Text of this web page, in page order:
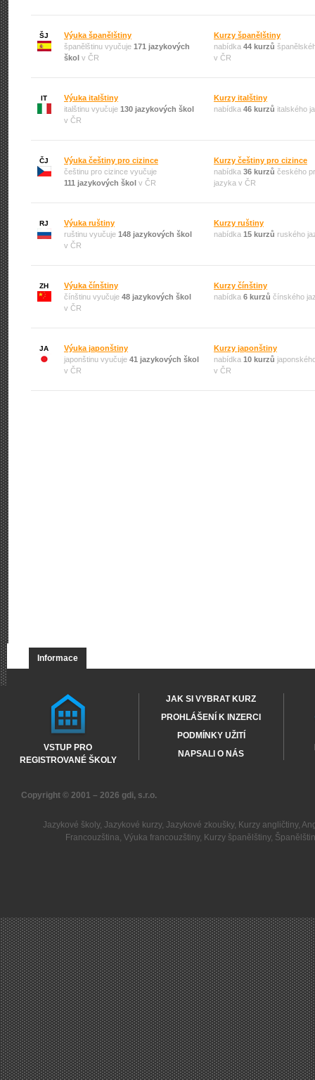
ŠJ
Výuka španělštiny
španělštinu vyučuje 171 jazykových
škol v ČR
Kurzy španělštiny
nabídka 44 kurzů
v ČR
IT
Výuka italštiny
italštinu vyučuje 130 jazykových škol
v ČR
Kurzy italštiny
nabídka 46 kurzů italského
ČJ
Výuka češtiny pro cizince
češtinu pro cizince vyučuje
111 jazykových škol v ČR
Kurzy češtiny pro cizince
nabídka 36 kurzů českého
jazyka v ČR
RJ
Výuka ruštiny
ruštinu vyučuje 148 jazykových škol
v ČR
Kurzy ruštiny
nabídka 15 kurzů ruského
ZH
Výuka čínštiny
čínštinu vyučuje 48 jazykových škol
v ČR
Kurzy čínštiny
nabídka 6 kurzů čínského
JA
Výuka japonštiny
japonštinu vyučuje 41 jazykových škol
v ČR
Kurzy japonštiny
nabídka 10 kurzů
v ČR
Informace
VSTUP PRO
REGISTROVANÉ ŠKOLY
JAK SI VYBRAT KURZ
PROHLÁŠENÍ K INZERCI
PODMÍNKY UŽITÍ
NAPSALI O NÁS
Copyright © 2001 – 2026 gdi, s.r.o.
Jazykové školy, Jazykové kurzy, Jazykové zkoušky, Kurzy angličtiny,
Francouzština,Výuka francouzštiny, Kurzy španělštiny,